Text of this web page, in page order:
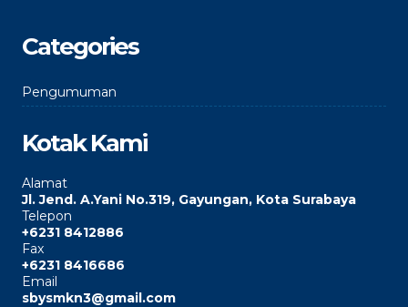
Categories
Pengumuman
Kotak Kami
Alamat
Jl. Jend. A.Yani No.319, Gayungan, Kota Surabaya
Telepon
+6231 8412886
Fax
+6231 8416686
Email
sbysmkn3@gmail.com